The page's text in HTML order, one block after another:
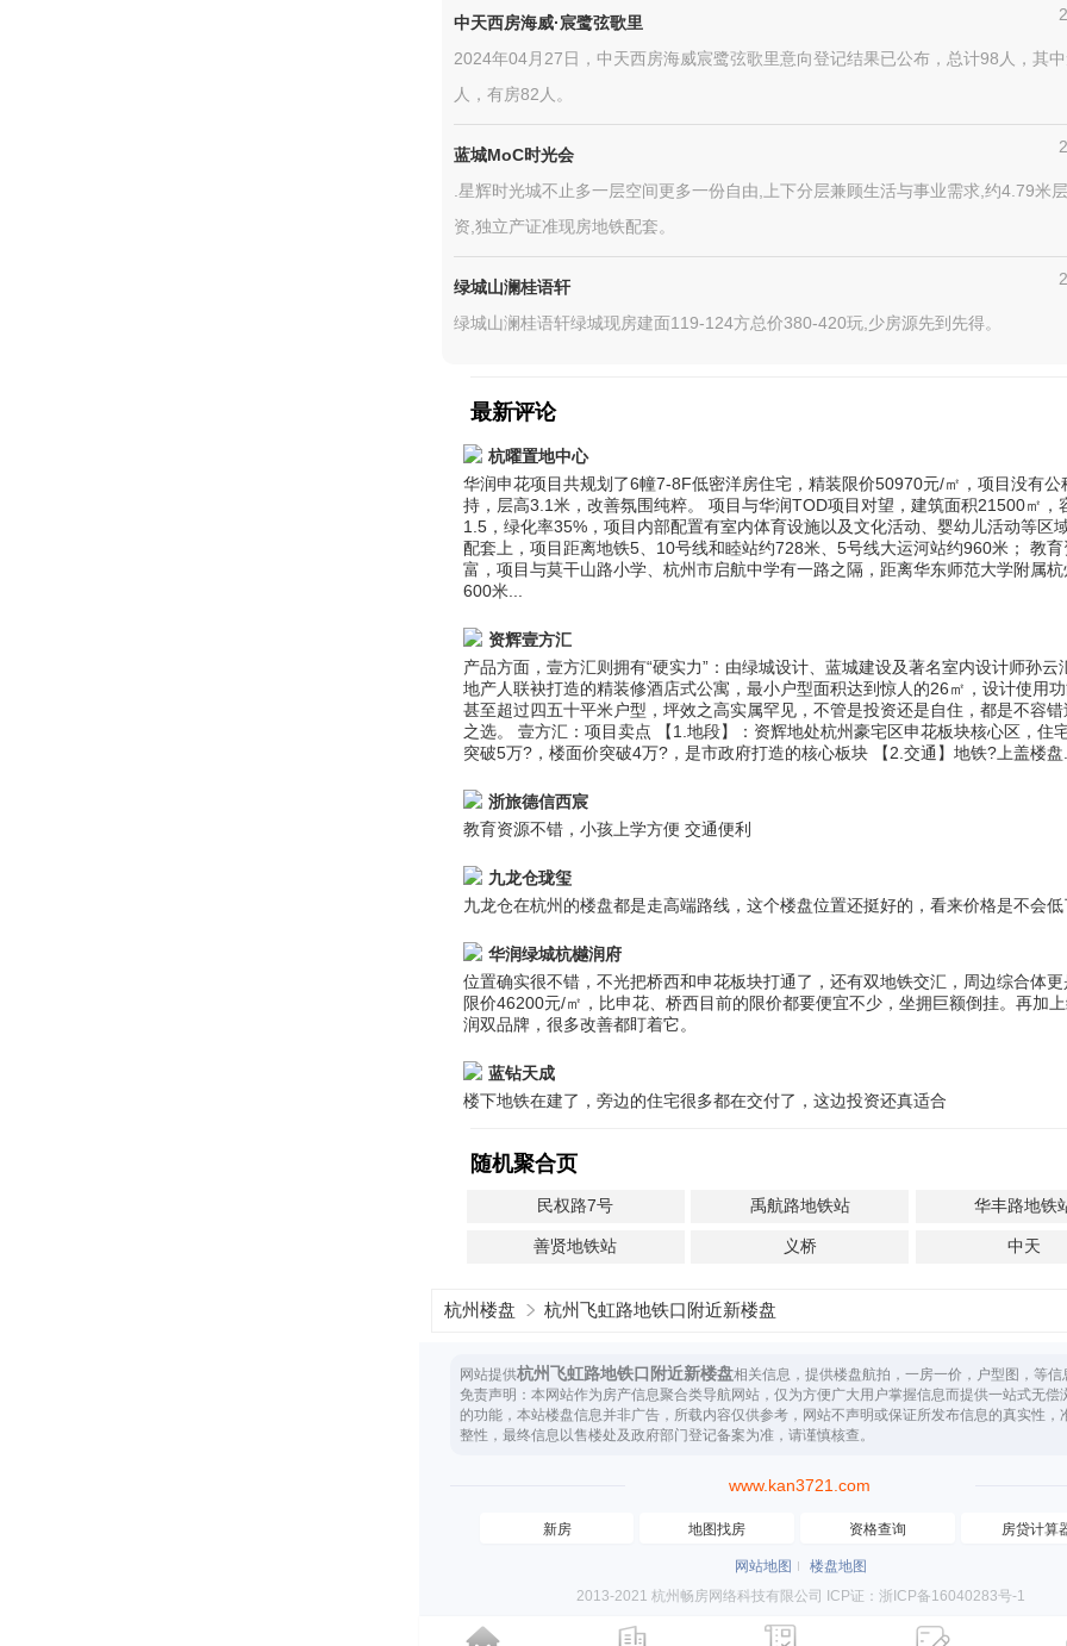
中天西房海威·宸鹭弦歌里
2024年04月27日，中天西房海威宸鹭弦歌里意向登记结果已公布，总计98人，其
人，有房82人。
蓝城MoC时光会
.星辉时光城不止多一层空间更多一份自由,上下分层兼顾生活与事业需求,约4.79米
资,独立产证准现房地铁配套。
绿城山澜桂语轩
绿城山澜桂语轩绿城现房建面119-124方总价380-420玩,少房源先到先得。
最新评论
杭曜置地中心
华润申花项目共规划了6幢7-8F低密洋房住宅，精装限价50970元/㎡，项目没有公
持，层高3.1米，改善氛围纯粹。 项目与华润TOD项目对望，建筑面积21500㎡，
1.5，绿化率35%，项目内部配置有室内体育设施以及文化活动、婴幼儿活动等区
配套上，项目距离地铁5、10号线和睦站约728米、5号线大运河站约960米； 教
富，项目与莫干山路小学、杭州市启航中学有一路之隔，距离华东师范大学附属杭
600米...
资辉壹方汇
产品方面，壹方汇则拥有“硬实力”：由绿城设计、蓝城建设及著名室内设计师孙云
地产人联袂打造的精装修酒店式公寓，最小户型面积达到惊人的26㎡，设计使用
甚至超过四五十平米户型，坪效之高实属罕见，不管是投资还是自住，都是不容
之选。 壹方汇：项目卖点 【1.地段】：资辉地处杭州豪宅区申花板块核心区，住
突破5万?，楼面价突破4万?，是市政府打造的核心板块 【2.交通】地铁?上盖楼盘
浙旅德信西宸
教育资源不错，小孩上学方便 交通便利
九龙仓珑玺
九龙仓在杭州的楼盘都是走高端路线，这个楼盘位置还挺好的，看来价格是不会低
华润绿城杭樾润府
位置确实很不错，不光把桥西和申花板块打通了，还有双地铁交汇，周边综合体更
限价46200元/㎡，比申花、桥西目前的限价都要便宜不少，坐拥巨额倒挂。再加
润双品牌，很多改善都盯着它。
蓝钻天成
楼下地铁在建了，旁边的住宅很多都在交付了，这边投资还真适合
随机聚合页
民权路7号 禹航路地铁站 华丰路地铁
善贤地铁站 义桥 中天
杭州楼盘 杭州飞虹路地铁口附近新楼盘
网站提供杭州飞虹路地铁口附近新楼盘相关信息，提供楼盘航拍，一房一价，户型图，等信
免责声明：本网站作为房产信息聚合类导航网站，仅为方便广大用户掌握信息而提供一站式无偿
的功能，本站楼盘信息并非广告，所载内容仅供参考，网站不声明或保证所发布信息的真实性，
整性，最终信息以售楼处及政府部门登记备案为准，请谨慎核查。
www.kan3721.com
新房 地图找房 资格查询 房贷计算
网站地图
楼盘地图
2013-2021 杭州畅房网络科技有限公司 ICP证：浙ICP备16040283号-1